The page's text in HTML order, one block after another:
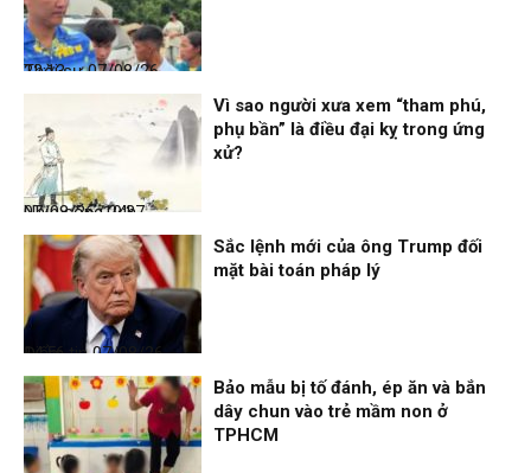
Thời sự
07/08/26, 22:13
Nhịp sống 24h
07/08/26, 19:37
Vì sao người xưa xem “tham phú,
phụ bần” là điều đại kỵ trong ứng
xử?
Điểm tin
07/08/26, 14:56
Sắc lệnh mới của ông Trump đối
mặt bài toán pháp lý
Bảo mẫu bị tố đánh, ép ăn và bắn
dây chun vào trẻ mầm non ở
TPHCM